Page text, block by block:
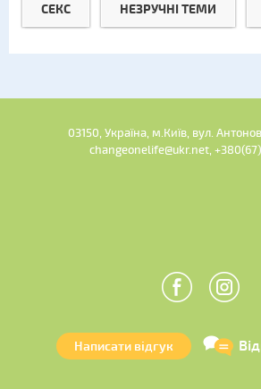
СЕКС НЕЗРУЧНІ ТЕМИ
03150, Україна, м.Київ, вул.
changeonelife@ukr.net,
Написати відгук